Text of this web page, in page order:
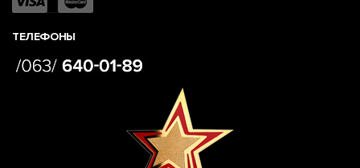
ТЕЛЕФОНЫ